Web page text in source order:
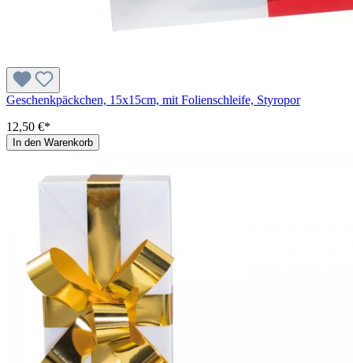
Geschenkpäckchen, 15x15cm, mit Folienschleife, Styropor
12,50 €*
In den Warenkorb